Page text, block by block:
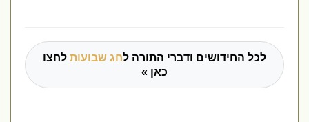
לכל החידושים ודברי התורה לחג שבועותלחצו
כאן »